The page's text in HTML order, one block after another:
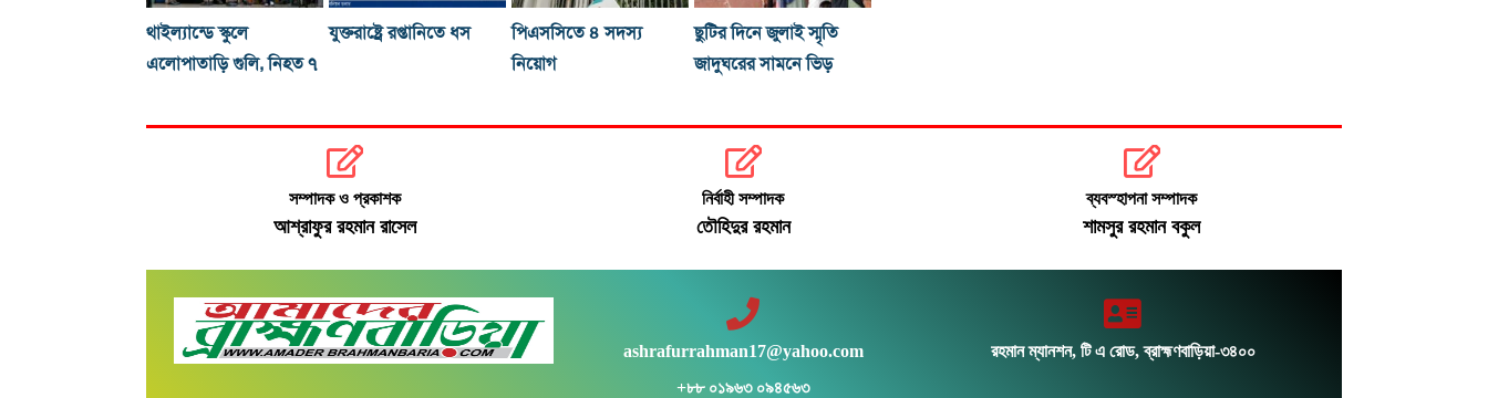
থাইল্যান্ডে স্কুলে
এলোপাতাড়ি গুলি, নিহত ৭
যুক্তরাষ্ট্রে রপ্তানিতে ধস
পিএসসিতে ৪ সদস্য
নিয়োগ
ছুটির দিনে জুলাই স্মৃতি
জাদুঘরের সামনে ভিড়
সম্পাদক ও প্রকাশক
আশ্রাফুর রহমান রাসেল
নির্বাহী সম্পাদক
তৌহিদুর রহমান
ব্যবস্হাপনা সম্পাদক
শামসুর রহমান বকুল
ashrafurrahman17@yahoo.com
+৮৮ ০১৯৬৩ ০৯৪৫৬৩
রহমান ম্যানশন, টি এ রোড, ব্রাহ্মণবাড়িয়া-৩৪০০